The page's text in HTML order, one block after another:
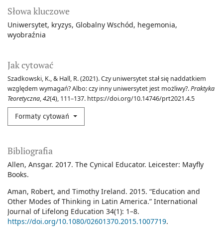
Słowa kluczowe
Uniwersytet kryzys Globalny Wschód hegemonia
wyobraźnia
Jak cytować
Szadkowski, K., & Hall, R. (2021). Czy uniwersytet stał się naddatkiem
względem wymagań? Albo: czy inny uniwersytet jest możliwy?.Praktyka
Teoretyczna,42(4), 111–137. https://doi.org/10.14746/prt2021.4.5
Formaty cytowań
Bibliografia
Allen, Ansgar. 2017. The Cynical Educator. Leicester: Mayfly
Books.
Aman, Robert, and Timothy Ireland. 2015. “Education and
Other Modes of Thinking in Latin America.” International
Journal of Lifelong Education 34(1): 1–8.
https://doi.org/10.1080/02601370.2015.1007719.